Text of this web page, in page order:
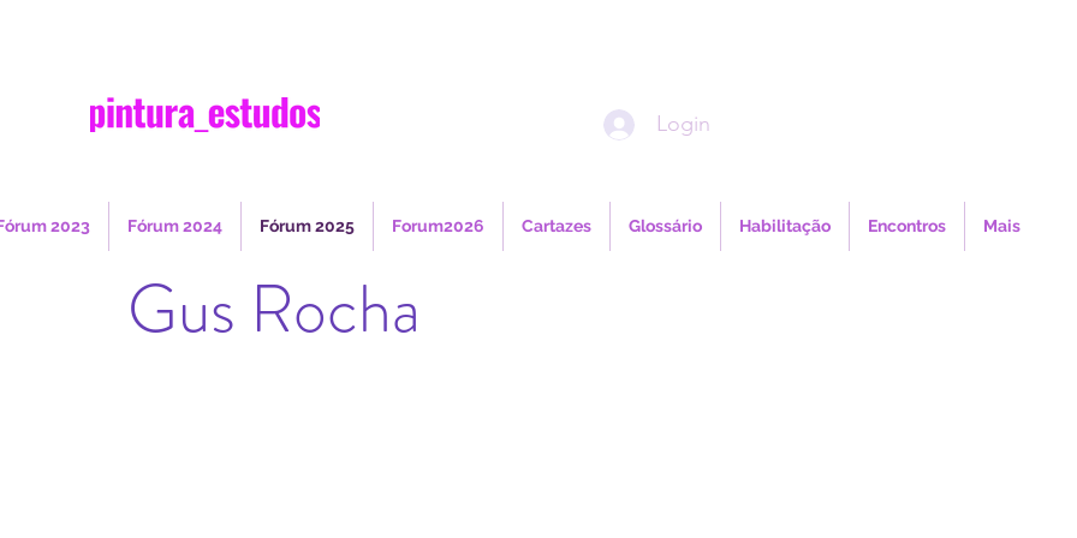
Login
2023 Fórum 2024 Fórum 2025 Forum2026 Cartazes Glossário Habilitação Encontros Mais
Gus Rocha